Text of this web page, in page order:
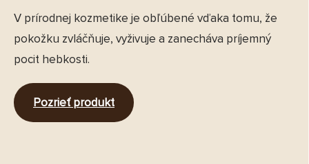
V prírodnej kozmetike je obľúbené vďaka tomu, že
pokožku zvláčňuje, vyživuje a zanecháva príjemný
pocit hebkosti.
Pozrieť produkt